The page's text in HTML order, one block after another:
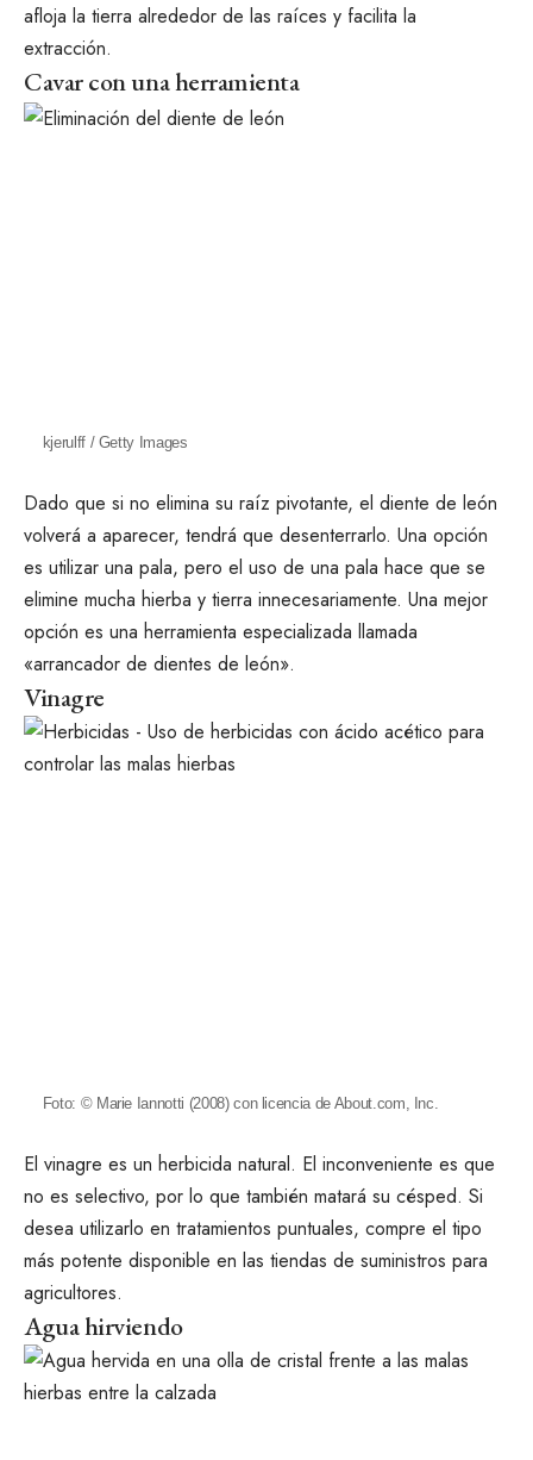
afloja la tierra alrededor de las raíces y facilita la
extracción.
Cavar con una herramienta
kjerulff / Getty Images
Dado que si no elimina su raíz pivotante, el diente de león
volverá a aparecer, tendrá que desenterrarlo. Una opción
es utilizar una pala, pero el uso de una pala hace que se
elimine mucha hierba y tierra innecesariamente. Una mejor
opción es una herramienta especializada llamada
«arrancador de dientes de león».
Vinagre
Foto: © Marie Iannotti (2008) con licencia de About.com, Inc.
El vinagre es un herbicida natural. El inconveniente es que
no es selectivo, por lo que también matará su césped. Si
desea utilizarlo en tratamientos puntuales, compre el tipo
más potente disponible en las tiendas de suministros para
agricultores.
Agua hirviendo